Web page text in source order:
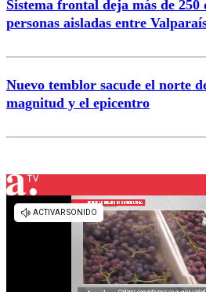
Sistema frontal deja más de 250
personas aisladas entre
Nuevo temblor sacude el norte
magnitud y el epicentro